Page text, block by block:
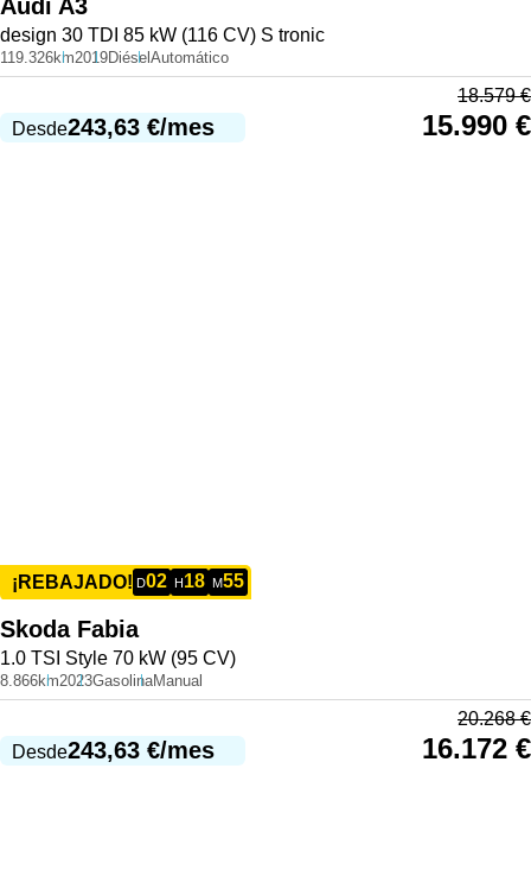
Audi A3
design 30 TDI 85 kW (116 CV) S tronic
119.326km2019Diésel Automático
Desde243,63 €/mes
18.579€
15.990 €
¡REBAJADO! D02 H 18 M55
Skoda Fabia
1.0 TSI Style 70 kW (95 CV)
8.866km2023GasolinaManual
Desde243,63 €/mes
20.268€
16.172 €